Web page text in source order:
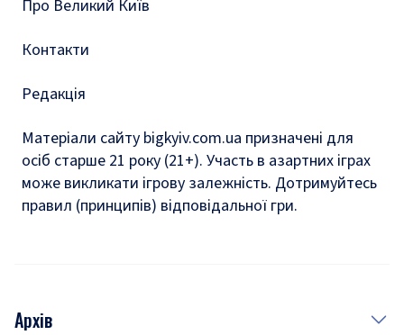
Про Великий Київ
Контакти
Редакція
Матеріали сайту bigkyiv.com.ua призначені для
осіб старше 21 року (21+). Участь в азартних іграх
може викликати ігрову залежність. Дотримуйтесь
правил (принципів) відповідальної гри.
Архів